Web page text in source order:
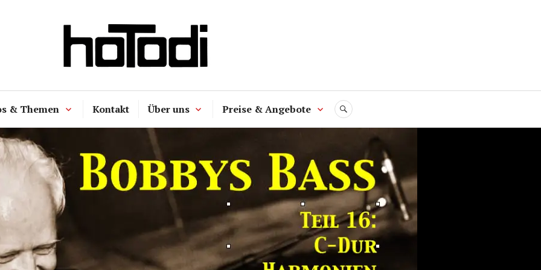
hoTodi
& Themen Kontakt Über uns Preise & Angebote SUCHE